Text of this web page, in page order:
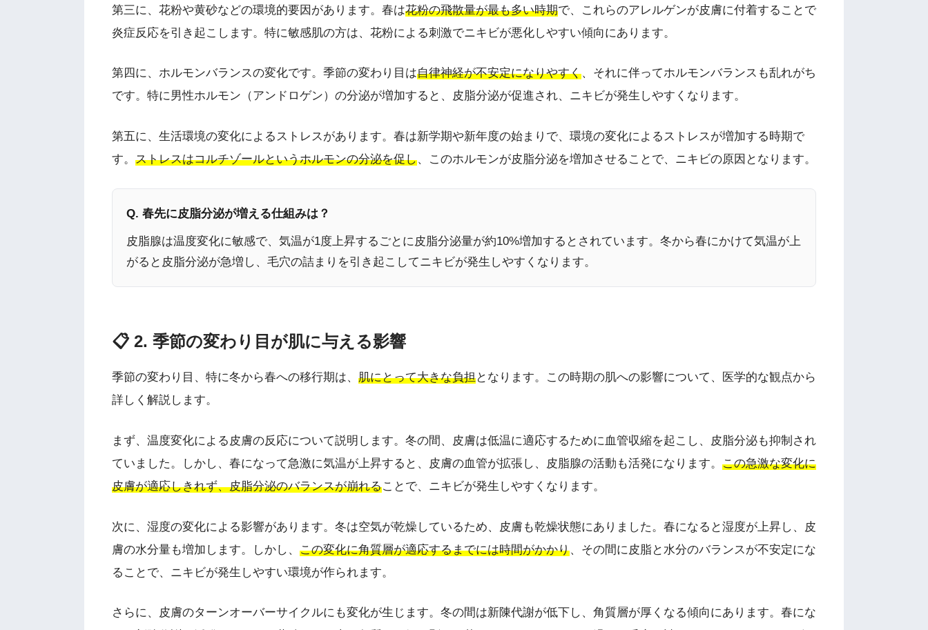
第三に、花粉や黄砂などの環境的要因があります。春は花粉の飛散量が最も多い時期で、これらのアレルゲンが皮膚に付着することで
炎症反応を引き起こします。特に敏感肌の方は、花粉による刺激でニキビが悪化しやすい傾向にあります。
第四に、ホルモンバランスの変化です。季節の変わり目は自律神経が不安定になりやすく、それに伴ってホルモンバランスも乱れがち
です。特に男性ホルモン（アンドロゲン）の分泌が増加すると、皮脂分泌が促進され、ニキビが発生しやすくなります。
第五に、生活環境の変化によるストレスがあります。春は新学期や新年度の始まりで、環境の変化によるストレスが増加する時期で
す。 ストレスはコルチゾールというホルモンの分泌を促し、このホルモンが皮脂分泌を増加させることで、ニキビの原因となります。
Q. 春先に皮脂分泌が増える仕組みは？
皮脂腺は温度変化に敏感で、気温が1度上昇するごとに皮脂分泌量が約10%増加するとされています。冬から春にかけて気温が上
がると皮脂分泌が急増し、毛穴の詰まりを引き起こしてニキビが発生しやすくなります。
📋 2. 季節の変わり目が肌に与える影響
季節の変わり目、特に冬から春への移行期は、 肌にとって大きな負担となります。この時期の肌への影響について、医学的な観点から
詳しく解説します。
まず、温度変化による皮膚の反応について説明します。冬の間、皮膚は低温に適応するために血管収縮を起こし、皮脂分泌も抑制され
ていました。しかし、春になって急激に気温が上昇すると、皮膚の血管が拡張し、皮脂腺の活動も活発になります。 この急激な変化に
皮膚が適応しきれず、皮脂分泌のバランスが崩れることで、ニキビが発生しやすくなります。
次に、湿度の変化による影響があります。冬は空気が乾燥しているため、皮膚も乾燥状態にありました。春になると湿度が上昇し、皮
膚の水分量も増加します。しかし、 この変化に角質層が適応するまでには時間がかかり、その間に皮脂と水分のバランスが不安定にな
ることで、ニキビが発生しやすい環境が作られます。
さらに、皮膚のターンオーバーサイクルにも変化が生じます。冬の間は新陳代謝が低下し、角質層が厚くなる傾向にあります。春にな